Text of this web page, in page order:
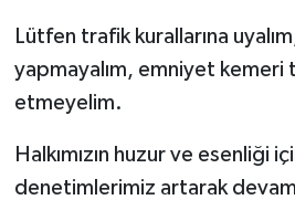
Lütfen trafik kurallarına uyalım,
yapmayalım, emniyet kemeri
etmeyelim.
Halkımızın huzur ve esenliği
denetimlerimiz artarak